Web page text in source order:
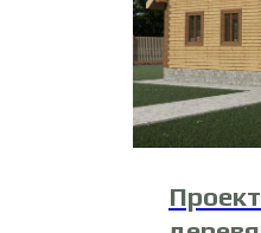
Проект